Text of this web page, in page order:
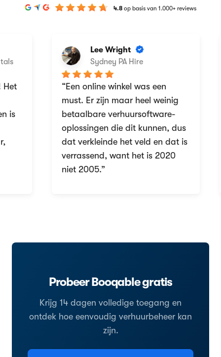
4.8 op basis van 1.000+ reviews
is
Lee Wright
Sydney PA Hire
“Een online winkel was een
must. Er zijn maar heel weinig
betaalbare verhuursoftware-
oplossingen die dit kunnen, dus
dat verkleinde het veld en dat is
verrassend, want het is 2020
niet 2005.”
Probeer Booqable gratis
Krijg 14 dagen volledige toegang en
ontdek hoe eenvoudig verhuurbeheer kan
zijn.